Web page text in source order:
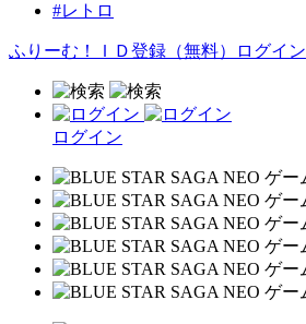
#レトロ
ふりーむ！ＩＤ登録（無料） ログイン
ログイン